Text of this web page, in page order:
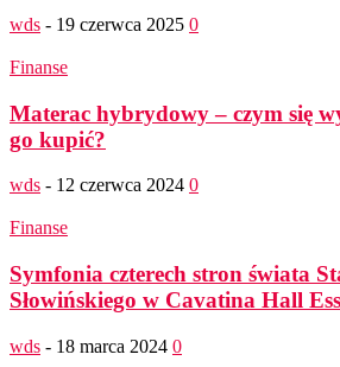
wds - 19 czerwca 2025 0
Finanse
Materac hybrydowy – czym się
go kupić?
wds - 12 czerwca 2024 0
Finanse
Symfonia czterech stron świata
Słowińskiego w Cavatina Hall
wds - 18 marca 2024 0